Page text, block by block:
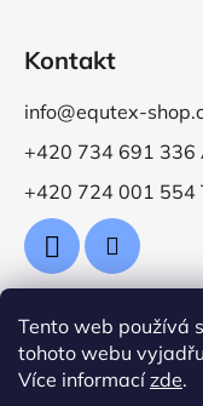
Tento web používá
tohoto webu
Více informacízde.
Kontakt
info@equtex-
+420 734 691 336
+420 724 001 554
Přijímáme online